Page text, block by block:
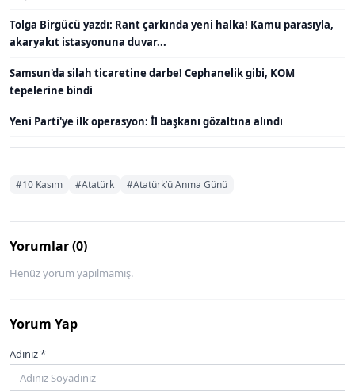
Tolga Birgücü yazdı: Rant çarkında yeni halka! Kamu parasıyla,
akaryakıt istasyonuna duvar...
Samsun'da silah ticaretine darbe! Cephanelik gibi, KOM
tepelerine bindi
Yeni Parti'ye ilk operasyon: İl başkanı gözaltına alındı
#10 Kasım #Atatürk #Atatürk’ü Anma Günü
Yorumlar (0)
Henüz yorum yapılmamış.
Yorum Yap
Adınız *